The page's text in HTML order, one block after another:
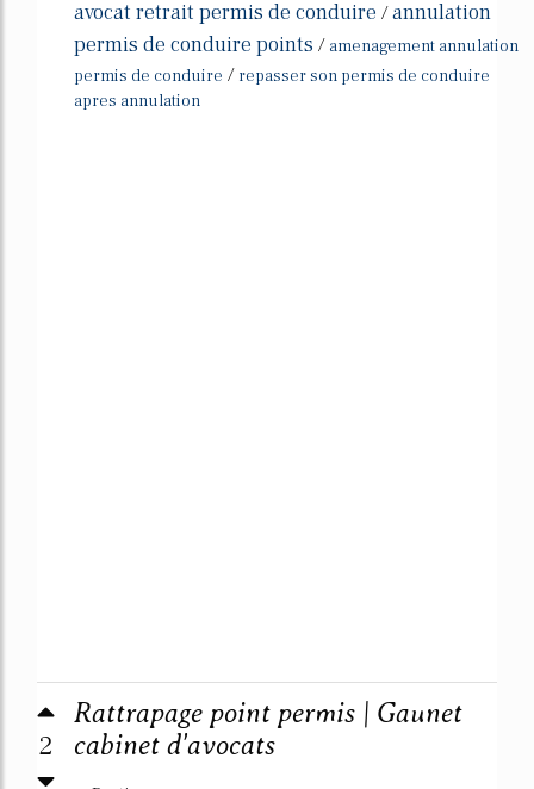
avocat retrait permis de conduire /annulation
permis de conduire points / amenagement annulation
permis de conduire / repasser son permis de conduire
apres annulation
2
Rattrapage point permis | Gaunet
cabinet d'avocats